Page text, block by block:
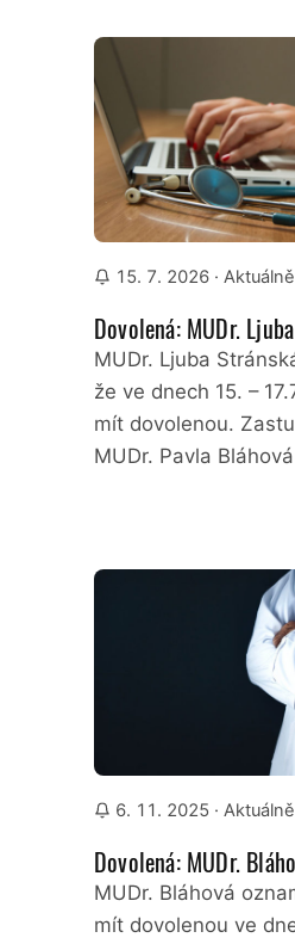
15. 7. 2026· Aktuálně
Dovolená: MUDr.
MUDr. Ljuba
že ve dnech 15. –
mít dovolenou.
MUDr. Pavla
6. 11. 2025· Aktuálně
Dovolená: MUDr.
MUDr. Bláhová
mít dovolenou ve